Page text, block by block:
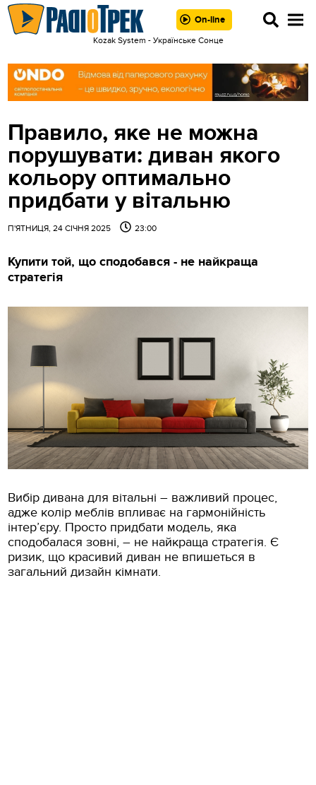
On-line
Kozak System - Українське Сонце
Правило, яке не можна
порушувати: диван якого
кольору оптимально
придбати у вітальню
П'ЯТНИЦЯ, 24 СІЧНЯ 2025 23:00
Купити той, що сподобався - не найкраща
стратегія
Вибір дивана для вітальні – важливий процес,
адже колір меблів впливає на гармонійність
інтер’єру. Просто придбати модель, яка
сподобалася зовні, – не найкраща стратегія. Є
ризик, що красивий диван не впишеться в
загальний дизайн кімнати.